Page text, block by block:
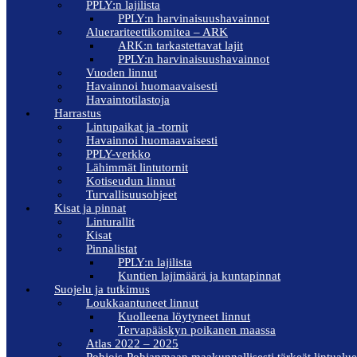
PPLY:n lajilista
PPLY:n harvinaisuushavainnot
Aluerariteettikomitea – ARK
ARK:n tarkastettavat lajit
PPLY:n harvinaisuushavainnot
Vuoden linnut
Havainnoi huomaavaisesti
Havaintotilastoja
Harrastus
Lintupaikat ja -tornit
Havainnoi huomaavaisesti
PPLY-verkko
Lähimmät lintutornit
Kotiseudun linnut
Turvallisuusohjeet
Kisat ja pinnat
Linturallit
Kisat
Pinnalistat
PPLY:n lajilista
Kuntien lajimäärä ja kuntapinnat
Suojelu ja tutkimus
Loukkaantuneet linnut
Kuolleena löytyneet linnut
Tervapääskyn poikanen maassa
Atlas 2022 – 2025